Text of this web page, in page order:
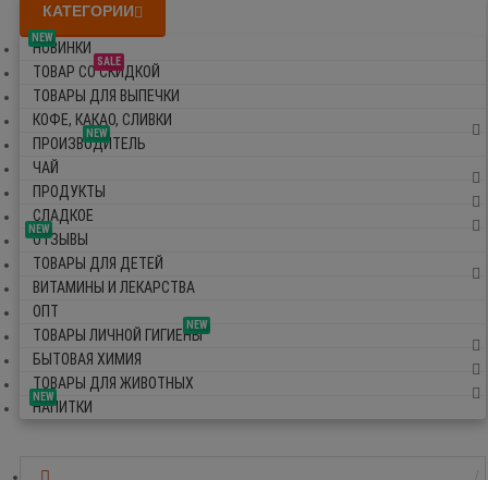
КАТЕГОРИИ
NEW
НОВИНКИ
SALE
ТОВАР СО СКИДКОЙ
ТОВАРЫ ДЛЯ ВЫПЕЧКИ
КОФЕ, КАКАО, СЛИВКИ
NEW
ПРОИЗВОДИТЕЛЬ
ЧАЙ
ПРОДУКТЫ
СЛАДКОЕ
NEW
ОТЗЫВЫ
ТОВАРЫ ДЛЯ ДЕТЕЙ
ВИТАМИНЫ И ЛЕКАРСТВА
ОПТ
NEW
ТОВАРЫ ЛИЧНОЙ ГИГИЕНЫ
БЫТОВАЯ ХИМИЯ
ТОВАРЫ ДЛЯ ЖИВОТНЫХ
NEW
НАПИТКИ